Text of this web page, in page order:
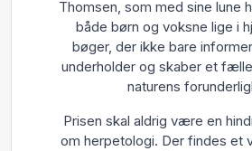
Thomsen, som med sine lune
både børn og voksne lige i
bøger, der ikke bare
underholder og skaber et
naturens
Prisen skal aldrig være en
om herpetologi. Der findes et